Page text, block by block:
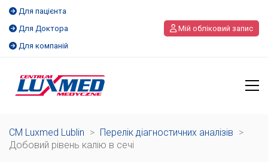
Для пацієнта
Для Доктора
Для компаній
Мій обліковий запис
CM Luxmed Lublin > Перелік діагностичних аналізів >
Добовий рівень калію в сечі